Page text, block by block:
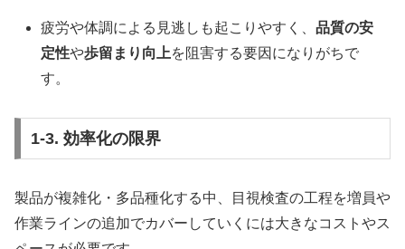
疲労や体調による見逃しも起こりやすく、品質の安
定性や歩留まり向上を阻害する要因になりがちで
す。
1-3. 効率化の限界
製品が複雑化・多品種化する中、目視検査の工程を増員や
作業ラインの追加でカバーしていくには大きなコストやス